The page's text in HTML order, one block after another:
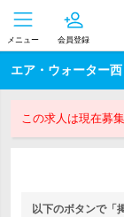
メニュー 会員登録
エア・ウォーター
この求人は現在募
以下のボタンで「